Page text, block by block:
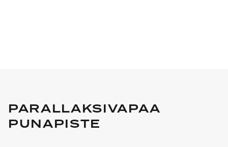
PARALLAKSIVAPAA
PUNAPISTE